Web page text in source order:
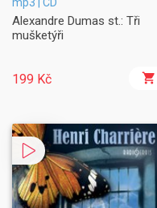
Alexandre Dumas st.: Tři
mušketýři
199 Kč